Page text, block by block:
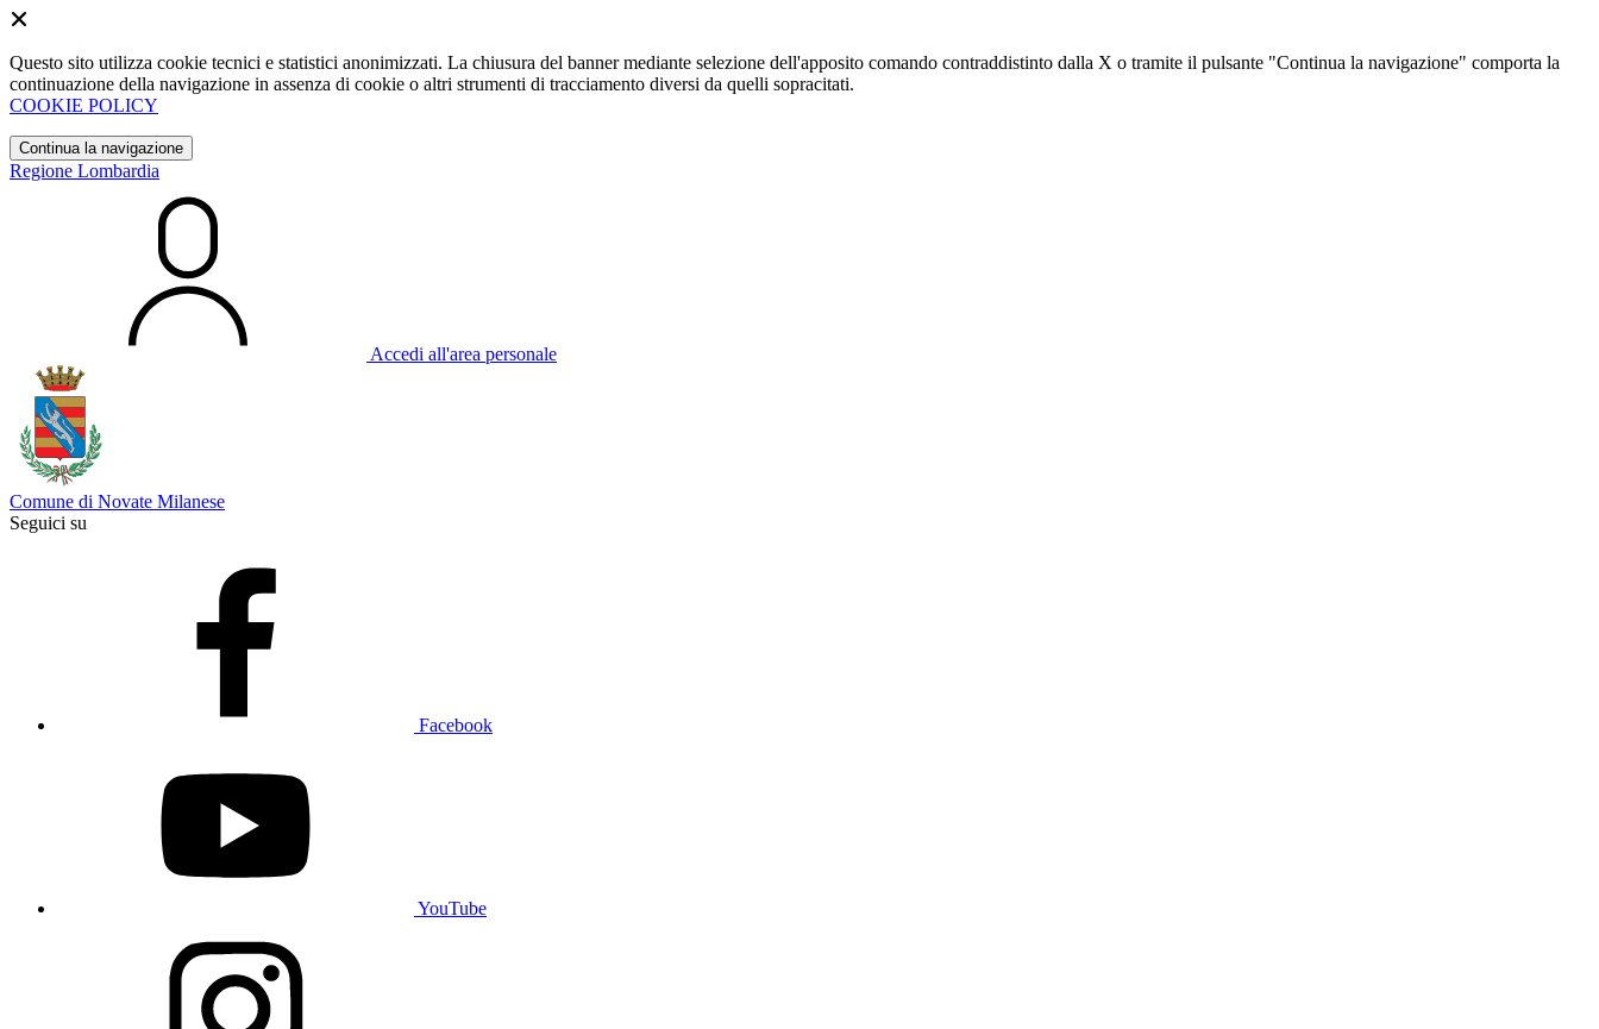
Questo sito utilizza cookie tecnici e statistici anonimizzati. La chiusura del banner mediante selezione dell'apposito comando contraddistinto dalla X o tramite il pulsante "Continua la navigazione" comporta la
continuazione della navigazione in assenza di cookie o altri strumenti di tracciamento diversi da quelli sopracitati.
COOKIE POLICY
Continua la navigazione
Regione Lombardia
Accedi all'area personale
Comune di Novate Milanese
Seguici su
Facebook
YouTube